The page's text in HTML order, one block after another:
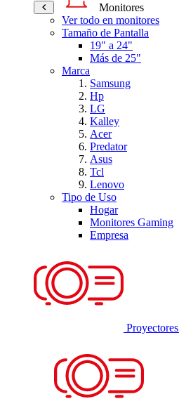
Monitores
Ver todo en monitores
Tamaño de Pantalla
19" a 24"
Más de 25"
Marca
Samsung
Hp
LG
Kalley
Acer
Predator
Asus
Tcl
Lenovo
Tipo de Uso
Hogar
Monitores Gaming
Empresa
Proyectores